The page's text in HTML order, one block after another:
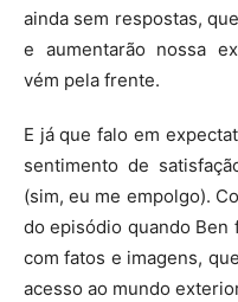
ainda sem respostas,
e aumentarão nossa
vém pela frente.
E já que falo em
sentimento de
(sim, eu me empolgo).
do episódio quando Ben
com fatos e imagens,
acesso ao mundo